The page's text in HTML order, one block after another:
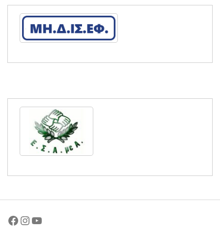
Facebook
Instagram
YouTube